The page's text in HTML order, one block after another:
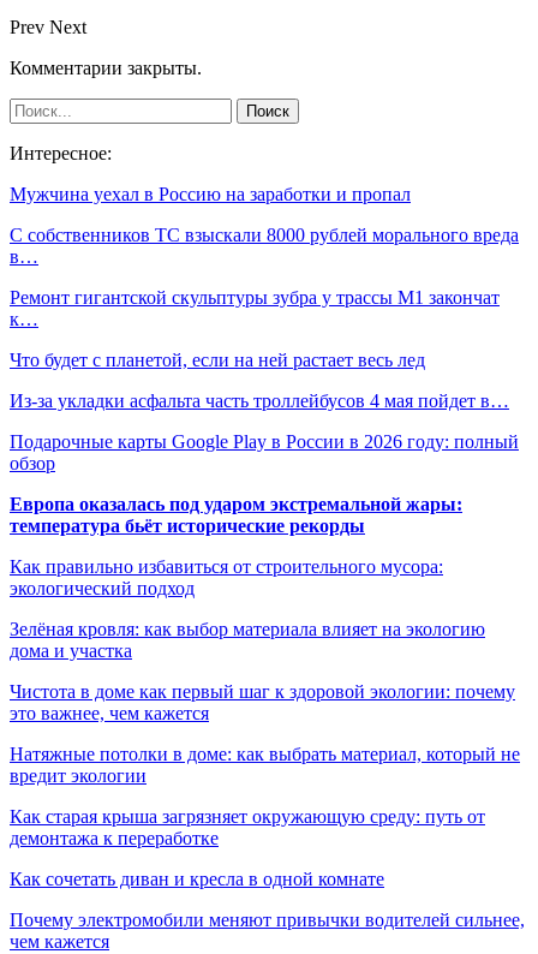
Prev Next
Комментарии закрыты.
Интересное:
Мужчина уехал в Россию на заработки и пропал
С собственников ТС взыскали 8000 рублей морального вреда
в…
Ремонт гигантской скульптуры зубра у трассы М1 закончат
к…
Что будет с планетой, если на ней растает весь лед
Из-за укладки асфальта часть троллейбусов 4 мая пойдет в…
Подарочные карты Google Play в России в 2026 году: полный
обзор
Европа оказалась под ударом экстремальной жары:
температура бьёт исторические рекорды
Как правильно избавиться от строительного мусора:
экологический подход
Зелёная кровля: как выбор материала влияет на экологию
дома и участка
Чистота в доме как первый шаг к здоровой экологии: почему
это важнее, чем кажется
Натяжные потолки в доме: как выбрать материал, который не
вредит экологии
Как старая крыша загрязняет окружающую среду: путь от
демонтажа к переработке
Как сочетать диван и кресла в одной комнате
Почему электромобили меняют привычки водителей сильнее,
чем кажется